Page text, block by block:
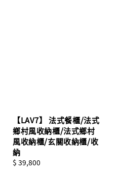
【LAV7】 法式餐櫃/法式
鄉村風收納櫃/法式鄉村
風收納櫃/玄關收納櫃/收
納
Regular
$ 39,800